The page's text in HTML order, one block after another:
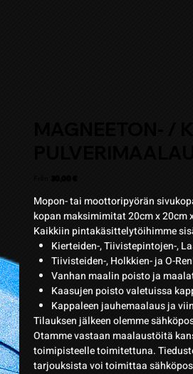
Mopon- tai moottoripyörän
kopan maksimimitat 20cm x 20cm
Kaikkiin pintakäsittelytöihimme
Kierteiden-, Tiivistepintojen-,
Tiivisteiden-, Holkkien- ja O-
Vanhan maalin poisto ja
Kaasujen poisto valetuissa
Kappaleen jauhemaalaus ja
Tilauksen jälkeen olemme
Otamme vastaan maalaustöitä
toimipisteelle toimitettuna.
tarjouksista voi toimittaa